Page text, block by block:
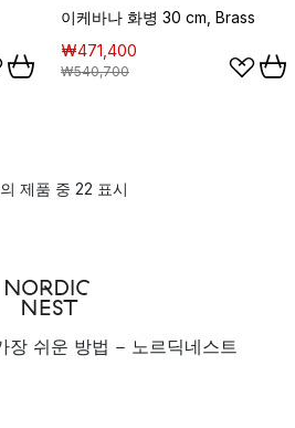
이케바나 화병 30 cm, Brass
₩471,400
₩540,700
제품 중 22 표시
장 쉬운 방법 - 노르딕네스트